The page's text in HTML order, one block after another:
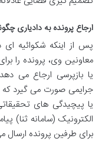
ارجاع پرونده به دادیاری
پس از اینکه شکوائیه
معاونین وی، پرونده را
یا بازپرسی ارجاع می
جرایمی صورت می گیرد که
یا پیچیدگی های
الکترونیک (سامانه ثنا)
برای طرفین پرونده ارسال